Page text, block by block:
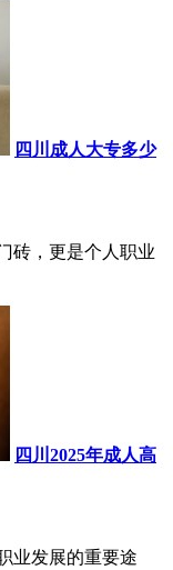
四川成人大专多少
砖，更是个人职业
四川2025年成人高
业发展的重要途